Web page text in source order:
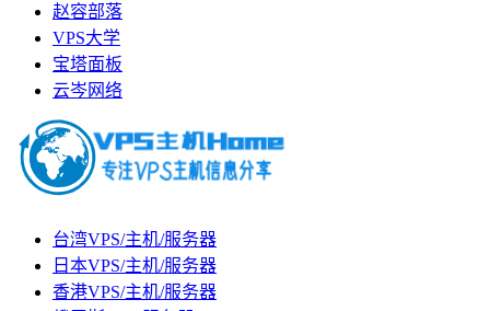
赵容部落
VPS大学
宝塔面板
云岑网络
台湾VPS/主机/服务器
日本VPS/主机/服务器
香港VPS/主机/服务器